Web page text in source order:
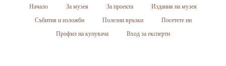
Начало За музея За проекта
Издания на музея
Събития и изложби
Полезни връзки
Посетете ни
Профил на купувача
Вход за експерти